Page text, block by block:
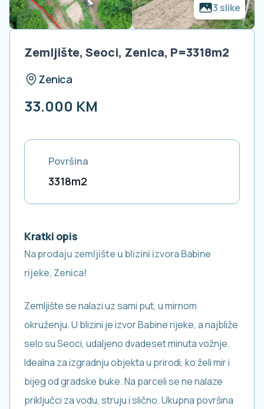
3 slike
Zemljište, Seoci, Zenica, P=3318m2
Zenica
33.000 KM
Površina
3318m2
Kratki opis
Na prodaju zemljište u blizini izvora Babine
rijeke, Zenica!
Zemljište se nalazi uz sami put, u mirnom
okruženju. U blizini je izvor Babine rijeke, a najbliže
selo su Seoci, udaljeno dvadeset minuta vožnje.
Idealna za izgradnju objekta u prirodi, ko želi mir i
bijeg od gradske buke. Na parceli se ne nalaze
priključci za vodu, struju i slično. Ukupna površina